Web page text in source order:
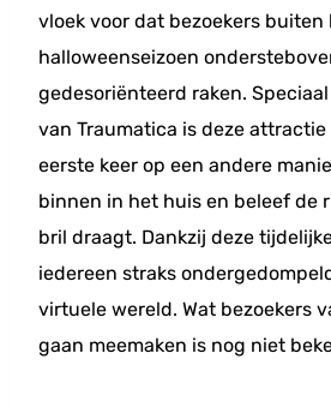
vloek voor dat bezoekers buiten
halloweenseizoen
gedesoriënteerd raken.
van Traumatica is deze attractie
eerste keer op een andere
binnen in het huis en beleef de
bril draagt. Dankzij deze
iedereen straks
virtuele wereld. Wat bezoekers
gaan meemaken is nog niet